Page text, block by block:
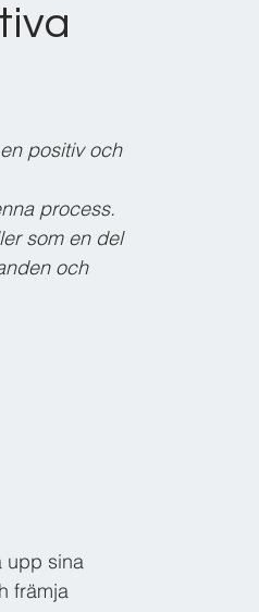
positiv och
process.
som en del
och
upp sina
främja